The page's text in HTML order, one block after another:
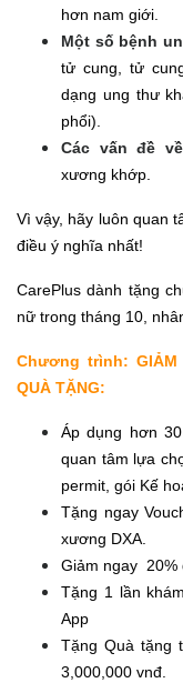
hơn nam giới.
Một số bệnh
tử cung, tử
dạng ung thư
phổi).
Các vấn đề
xương khớp.
Vì vậy, hãy luôn quan
điều ý nghĩa nhất!
CarePlus dành tặng
nữ trong tháng 10,
Chương trình: GIẢM
QUÀ TẶNG:
Áp dụng hơn
quan tâm lựa
permit, gói Kế
Tặng ngay
xương DXA.
Giảm ngay 20%
Tặng 1 lần
App
Tặng Quà tặng
3,000,000 vnđ.